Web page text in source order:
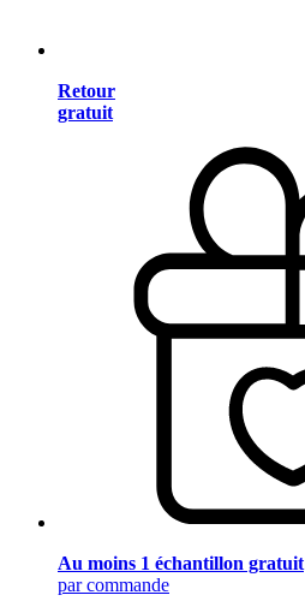
Retour
gratuit
Au moins 1 échantillon gratuit
par commande